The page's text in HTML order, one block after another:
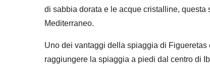
di sabbia dorata e le acque cristalline, questa
Mediterraneo.
Uno dei vantaggi della spiaggia di Figueretas
raggiungere la spiaggia a piedi dal centro di